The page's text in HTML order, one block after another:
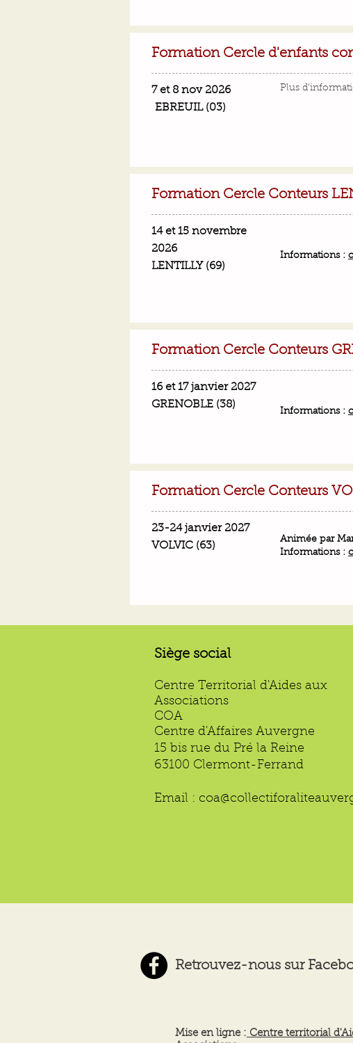
Formation Cercle d'enfants
7 et 8 nov 2026
EBREUIL (03)
Plus
Formation Cercle Conteurs
14 et 15 novembre
2026
LENTILLY (69)
Informations :
Formation Cercle Conteurs
16 et 17 janvier 2027
GRENOBLE (38)
Informations :
Formation Cercle Conteurs
23-24 janvier 2027
VOLVIC (63)
Animée par
Informations :
Siège social
Centre Territorial d'Aides aux
Associations
COA
Centre d'Affaires Auvergne
15 bis rue du Pré la Reine
63100 Clermont-Ferrand
Email :
Retrouvez-nous sur
Mise en ligne : Centre territorial